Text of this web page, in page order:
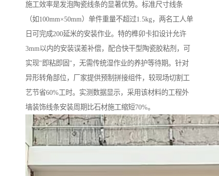
施工效率是发泡陶瓷线条的显著优势。标准尺寸线条
（如100mm×50mm）单件重量不超过1.5kg，两名工人单
日可完成200延米的安装作业。特的榫卯卡扣设计允许
3mm以内的安装误差补偿，配合快干型陶瓷胶粘剂，可
实现"即粘即固"，无需传统湿作业的养护等待期。针对
异形转角部位，厂家提供预制拼接组件，较现场切割工
艺节省60%工时。实测数据显示，采用该材料的工程外
墙装饰线条安装周期比石材施工缩短70%。